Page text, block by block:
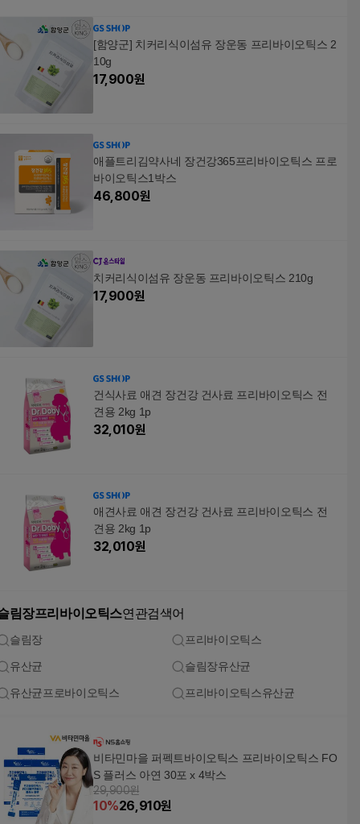
[함양군] 치커리식이섬유 장운동 프리바이오틱스 2
10g
17,900원
애플트리김약사네 장건강365프리바이오틱스 프로
바이오틱스1박스
46,800원
치커리식이섬유 장운동 프리바이오틱스 210g
17,900원
건식사료 애견 장건강 건사료 프리바이오틱스 전
견용 2kg 1p
32,010원
애견사료 애견 장건강 건사료 프리바이오틱스 전
견용 2kg 1p
32,010원
림장프리바이오틱스연관검색어
슬림장 프리바이오틱스
유산균 슬림장유산균
유산균프로바이오틱스 프리바이오틱스유산균
비타민마을 퍼펙트바이오틱스 프리바이오틱스 FO
S 플러스 아연 30포 x 4박스
29,900원
10%26,910원